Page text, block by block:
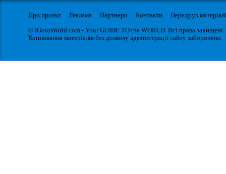
Про проект Реклама Партнери Контакти
Передрук
© IGotoWorld.com - Your GUIDE TO the WORLD. Всі права захищені.
Копіювання матеріалів без дозволу адміністрації сайту заборонено.